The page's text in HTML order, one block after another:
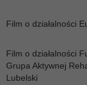
Film o działalności
Film o działalności
Grupa Aktywnej
Lubelski